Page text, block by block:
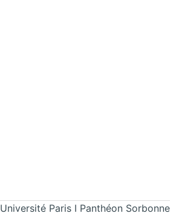
Université Paris I Panthéon Sorbonne